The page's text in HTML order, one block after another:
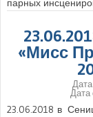
парных
«Мисс
Дата
23.06.2018 в